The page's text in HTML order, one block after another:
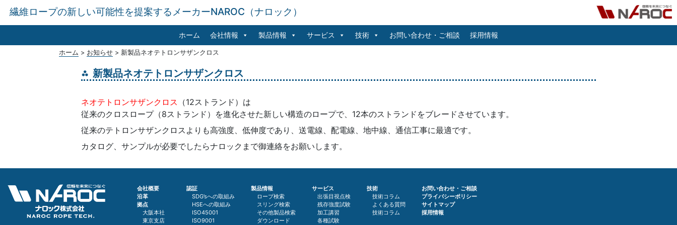
繊維ロープの新しい可能性を提案するメーカーNAROC（ナロック）
ホーム 会社情報 製品情報 サービス 技術 お問い合わせ・ご相談 採用情報
ホーム > お知らせ > 新製品ネオテトロンサザンクロス
新製品ネオテトロンサザンクロス
ネオテトロンサザンクロス （12ストランド）は
従来のクロスロープ（8ストランド）を進化させた新しい構造のロープで、12本のストランドをブレードさせています。
従来のテトロンサザンクロスよりも高強度、低伸度であり、送電線、配電線、地中線、通信工事に最適です。
カタログ、サンプルが必要でしたらナロックまで御連絡をお願いします。
会社概要
沿革
拠点
大阪本社
東京支店
認証
SDG’sへの取組み
HSEへの取組み
ISO45001
ISO9001
製品情報
ロープ検索
スリング検索
その他製品検索
ダウンロード
サービス
出張目視点検
残存強度試験
加工講習
各種試験
技術
技術コラム
よくある質問
技術コラム
お問い合わせ・ご相談
プライバシーポリシー
サイトマップ
採用情報